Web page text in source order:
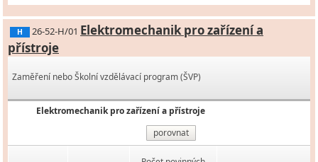
H 26-52-H/01 Elektromechanik pro zařízení a
přístroje
Zaměření nebo Školní vzdělávací program (ŠVP)
Elektromechanik pro zařízení a přístroje
porovnat